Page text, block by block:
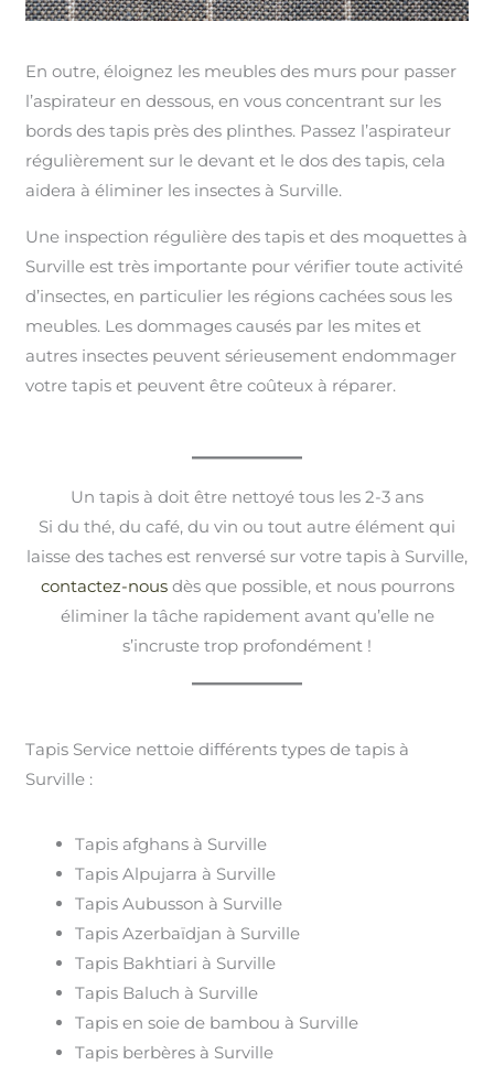
En outre, éloignez les meubles des murs pour passer
l’aspirateur en dessous, en vous concentrant sur les
bords des tapis près des plinthes. Passez l’aspirateur
régulièrement sur le devant et le dos des tapis, cela
aidera à éliminer les insectes à Surville.
Une inspection régulière des tapis et des moquettes à
Surville est très importante pour vérifier toute activité
d’insectes, en particulier les régions cachées sous les
meubles. Les dommages causés par les mites et
autres insectes peuvent sérieusement endommager
votre tapis et peuvent être coûteux à réparer.
Un tapis à doit être nettoyé tous les 2-3 ans
Si du thé, du café, du vin ou tout autre élément qui
laisse des taches est renversé sur votre tapis à Surville,
contactez-nousdès que possible, et nous pourrons
éliminer la tâche rapidement avant qu’elle ne
s’incruste trop profondément !
Tapis Service nettoie différents types de tapis à
Surville :
Tapis afghans à Surville
Tapis Alpujarra à Surville
Tapis Aubusson à Surville
Tapis Azerbaïdjan à Surville
Tapis Bakhtiari à Surville
Tapis Baluch à Surville
Tapis en soie de bambou à Surville
Tapis berbères à Surville